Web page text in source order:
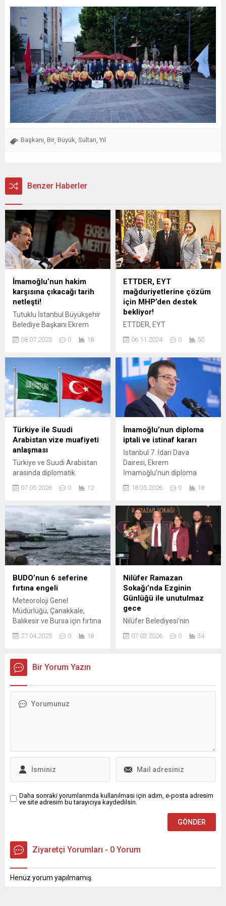
Başkanı Bir Büyük Sultan Yıl
Benzer Haberler
İmamoğlu’nun hakim
karşısına çıkacağı tarih
netleşti!
Tutuklu İstanbul Büyükşehir
Belediye Başkanı Ekrem
İmamoğlu'nun lisans
diplomasının sahte olduğu
kadar hapis talebiyle hakim
karşısına çıkacağı tarih belli
oldu.
08.07.2025 0 18
ETTDER, EYT
mağduriyetlerine çözüm
için MHP’den destek
bekliyor!
ETTDER, EYT
mağduriyetlerine çözüm için
MHP Genel Başkanı Bahçeli
Tarihe Takılanlar Derneği
(ETTDER), MHP Genel
Başkanı Devlet Bahçeli ile
yaptığı görüşmede EYT
Yasası sonrası yaşanan
mağduriyetlere çözüm
önerilerini sundu.
09.09.1999 sonrası
çalışmaya başlayan
vatandaşlar, taleplerini
yetkililere duyurmak
amacıyla Emeklilikte Tarihe
Takılanlar Derneği’ni
birçok mecrada...
06.11.2024 0 50
Türkiye ile Suudi
Arabistan vize muafiyeti
anlaşması
Türkiye ve Suudi Arabistan
arasında diplomatik
Dışişleri Bakanı Hakan Fidan
Bakanı Prens Faysal bin
Ferhan Al-Suud’un
katılımıyla gerçekleştirilen
Türk-Suudi Koordinasyon
Konseyi Toplantısı
sonrasında iki ülke arasında
vize muafiyetine dair bir
anlaşma imzalandı.
İmzalanan metin, özellikle
diplomatik temasları
kolaylaştırmayı amaçlıyor;
fakat bu...
07.05.2026 0 12
İmamoğlu’nun diploma
iptali ve istinaf kararı
İstanbul 7. İdari Dava
Dairesi, Ekrem
İmamoğlu’nun diploma
İdare Mahkemesi’nde açtığı
istinaf başvurusunu
değerlendirdi. Mahkeme,
önceden verilen kararın usul
ve hukuka uygun olduğunu
belirterek, istinaf
dilekçesinde yer alan
iddiaların kararın
bozulmasını
gerektirmediğine hükmetti.
Kararda, 2577 sayılı İdari
Yargılama Usulü
Kanunu’nun 45. maddesinin
3....
18.05.2026 0 18
BUDO’nun 6 seferine
fırtına engeli
Meteoroloji Genel
Müdürlüğü, Çanakkale,
Balıkesir ve Bursa için fırtına
Yapılan hava durumu
saatlerinden sonra
Çanakkale, Balıkesir'in
beklenen kuvvetli ...
27.04.2025 0 18
Nilüfer Ramazan
Sokağı’nda Ezginin
Günlüğü ile unutulmaz
gece
Nilüfer Belediyesi’nin
düzenlediği Ramazan
devam ediyor. Sevilen
hemşehri derneklerinin
buluşmaları ve...
07.03.2026 0 34
Bir Yorum Yazın
Daha sonraki yorumlarımda kullanılması için adım, e-posta adresim
ve site adresim bu tarayıcıya kaydedilsin.
Ziyaretçi Yorumları - 0 Yorum
Henüz yorum yapılmamış.